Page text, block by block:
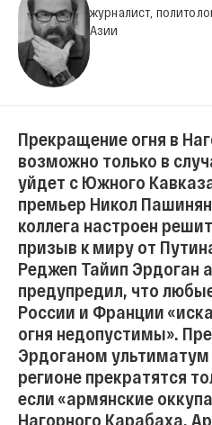
журналист,
Азии
Прекращение огня в
возможно только в
уйдет с Южного
премьер Никол
коллега настроен
призыв к миру от
Реджеп Тайип Эрдоган
предупредил, что
России и Франции
огня недопустимы».
Эрдоганом ультиматум
регионе прекратятся
если «армянские
Нагорного Карабаха.